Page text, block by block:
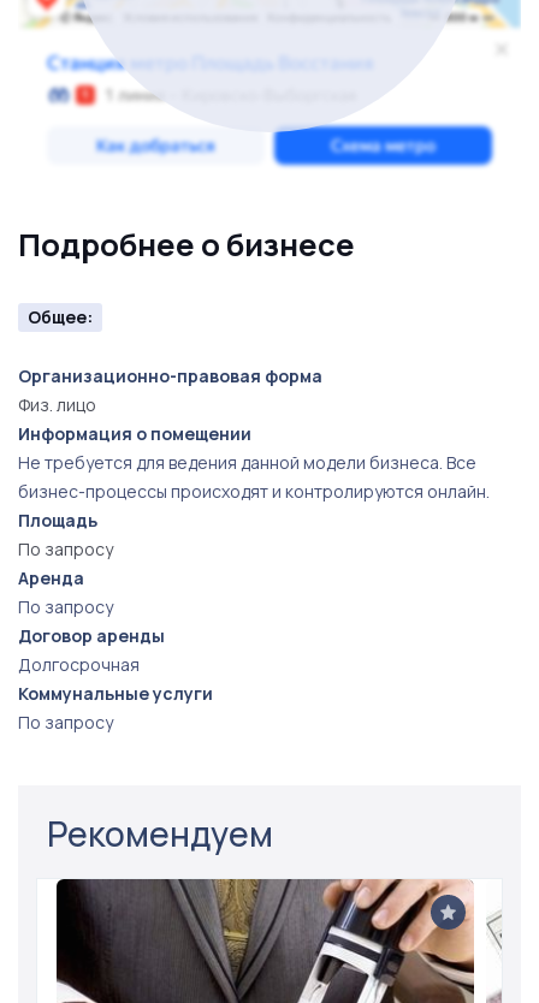
требуется вложиться в рекламу и менеджера,
который будет продавать платные
услуги(владельцам заведений). В базе на данный
момент 65484 заведения по всей России. Продается
по причини нехватки финансирования для
Подробнее о бизнесе
Общее:
Организационно-правовая форма
Физ. лицо
Информация о помещении
Не требуется для ведения данной модели бизнеса. Все
бизнес-процессы происходят и контролируются онлайн.
Площадь
По запросу
Аренда
По запросу
Договор аренды
Долгосрочная
Коммунальные услуги
По запросу
Рекомендуем